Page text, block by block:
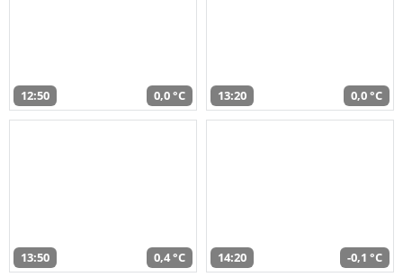
12:50 0,0 °C 13:20 0,0 °C
13:50 0,4 °C 14:20 -0,1 °C